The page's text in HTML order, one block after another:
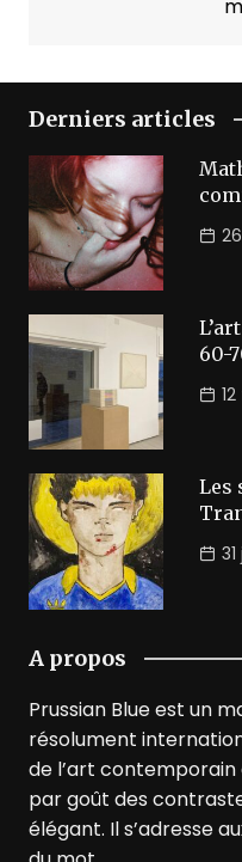
Derniers articles
60-
Les
A propos
Prussian Blue est un
résolument
de l’art contemporain
par goût des
élégant. Il s’adresse